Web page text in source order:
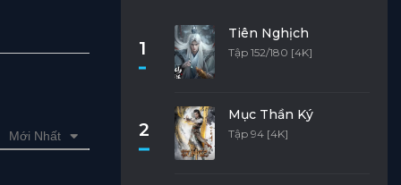
Mới Nhất
1
Tiên Nghịch
Tập 152/180 [4K]
2
Mục Thần Ký
Tập 94 [4K]